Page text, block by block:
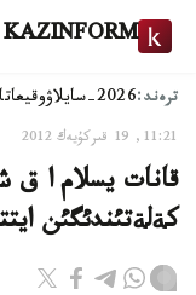
KAZINFORM
ترەند:2026-سايلاۋ وقيعا
11:21, 19 قىركۇيەك 2012
قانات يسلام ا ق
كةلةتئندئگئن